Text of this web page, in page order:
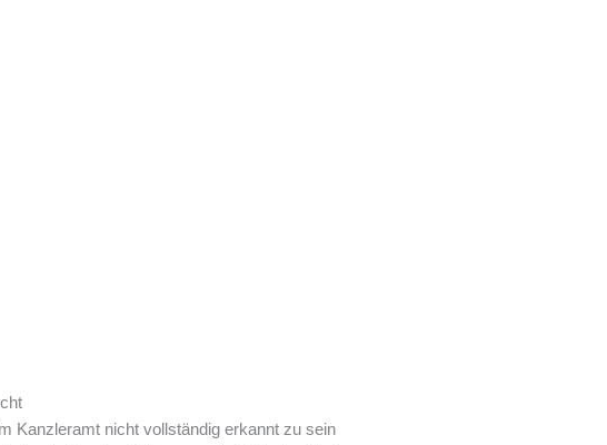
Kanzleramt nicht vollständig erkannt zu sein